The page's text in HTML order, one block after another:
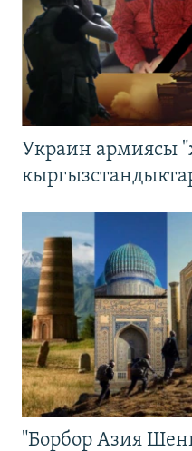
Украин армиясы
"Борбор Азия